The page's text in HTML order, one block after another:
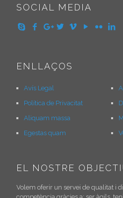
SOCIAL MEDIA
ENLLAÇOS
Avís Legal
Política de Privacitat
Aliquam massa
Egestas quam
EL NOSTRE
Volem oferir un servei de qualitat i